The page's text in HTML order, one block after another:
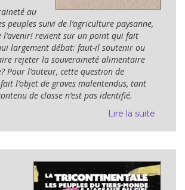
au
peuples suivi de l’agriculture paysanne,
l’avenir! revient sur un point qui fait
largement débat: faut-il soutenir ou
rejeter la souveraineté alimentaire
Pour l’auteur, cette question de
l’objet de graves malentendus, tant
de classe n’est pas identifié.
Lire la suite